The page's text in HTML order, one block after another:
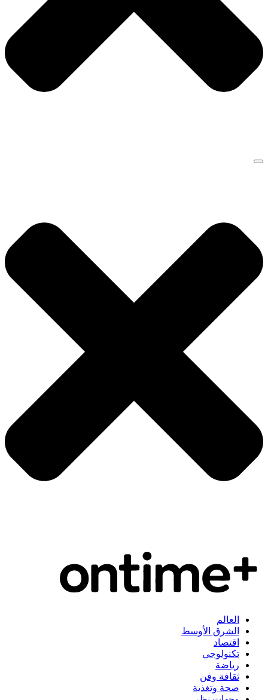
العالم
الشرق الأوسط
اقتصاد
تكنولوجي
رياضة
ثقافة وفن
صحة وتغذية